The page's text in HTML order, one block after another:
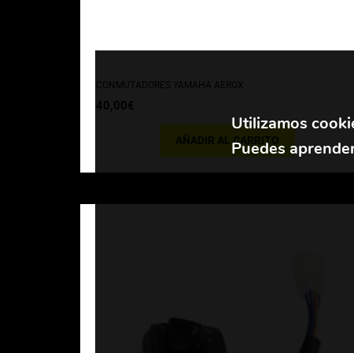
CONMUTADORES YAMAHA AEROX
40,00 €
AÑADIR AL CARRITO
Utilizamos
Puedes